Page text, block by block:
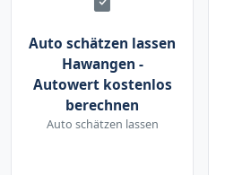
Auto schätzen lassen
Hawangen -
Autowert kostenlos
berechnen
Auto schätzen lassen